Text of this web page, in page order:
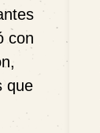
con
que